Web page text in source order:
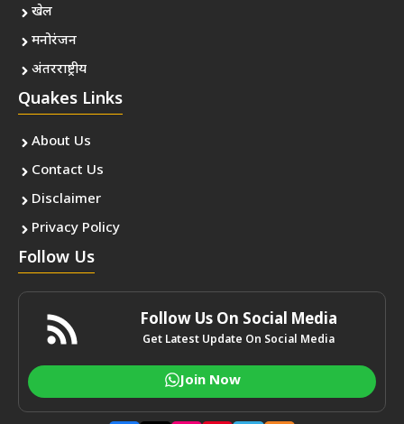
खेल
मनोरंजन
अंतरराष्ट्रीय
Quakes Links
About Us
Contact Us
Disclaimer
Privacy Policy
Follow Us
Follow Us On Social Media
Get Latest Update On Social Media
Join Now